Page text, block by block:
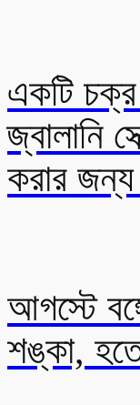
একটি
জ্বালানি
করার জন্য
আগস্টে
শঙ্কা,